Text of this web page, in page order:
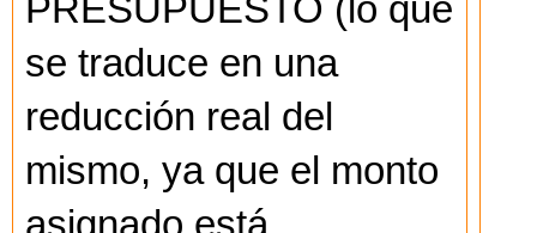
PRESUPUESTO (lo que
se traduce en una
reducción real del
mismo, ya que el monto